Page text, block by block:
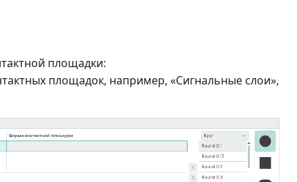
площадки:
площадок, например, «Сигнальные слои»,